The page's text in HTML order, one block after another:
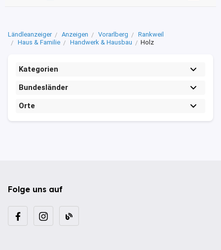
Ländleanzeiger Anzeigen Vorarlberg
Rankweil
Haus & Familie
Handwerk & Hausbau Holz
Kategorien
Bundesländer
Orte
Folge uns auf